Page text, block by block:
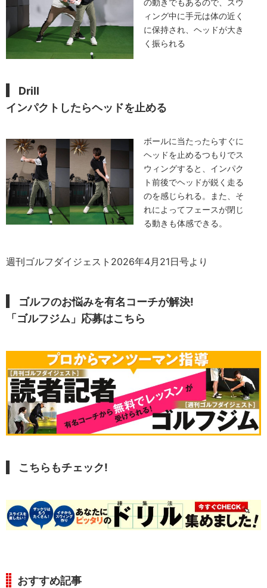
の動きでもあるので、スウ
ィング中に手元は体の近く
に保持され、ヘッドが大き
く振られる
Drill
インパクトしたらヘッドを止める
ボールに当たったらすぐに
ヘッドを止めるつもりでス
ウィングすると、インパク
ト前後でヘッドが鋭く走る
のを感じられる。また、そ
れによってフェースが閉じ
る動きも体感できる。
週刊ゴルフダイジェスト2026年4月21日号より
ゴルフのお悩みを有名コーチが解決!
「ゴルフジム」応募はこちら
こちらもチェック!
おすすめ記事